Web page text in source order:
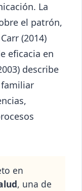
La
el patrón,
(2014)
eficacia en
describe
familiar
en
, una de